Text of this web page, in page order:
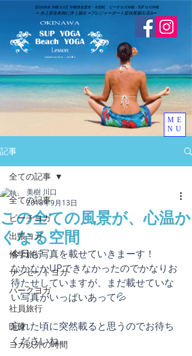
​【LinoKai 沖縄ヨガ】沖縄県名護市・本部町 ビーチヨガ沖縄・SUPヨガ沖縄
➖ 水上安全条例に伴う届出 ➖​プレジャーボート提供業届出済み➖
ME
NU
記事
全ての記事
ビーチヨガ
出張ヨガ
修学旅行
サンセットヨガ
パークヨガ
社員旅行
医療
ヨガ以外の時間
全ての記事
この全ての風景が、心温か
くなる空間
美樹 川口
2018年9月13日
今日も写真を載せていきまーす！
なかなかUPできなかったのでかなりお
待たせしていますが、まだ載せていな
い写真がいっぱいあって💦
忘れた頃に突然載ると思うのでお待ち
くださいね。